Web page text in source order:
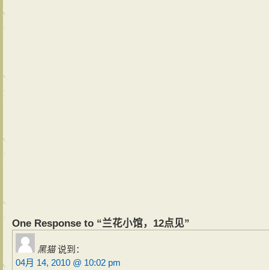
One Response to “兰花小馆，12点见”
黑猫 说到：
04月 14, 2010 @ 10:02 pm